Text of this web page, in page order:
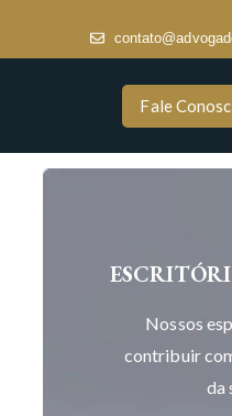
Fale
Nossos
contribuir
da